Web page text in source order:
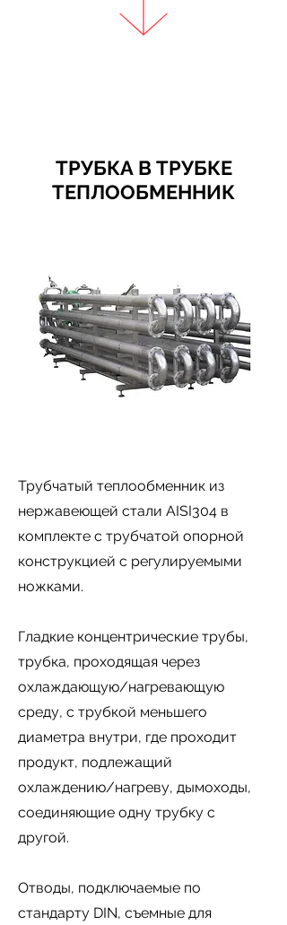
ТРУБКА В ТРУБКЕ
ТЕПЛООБМЕННИК
Трубчатый теплообменник из
нержавеющей стали AISI304 в
комплекте с трубчатой опорной
конструкцией с регулируемыми
ножками.
Гладкие концентрические трубы,
трубка, проходящая через
охлаждающую/нагревающую
среду, с трубкой меньшего
диаметра внутри, где проходит
продукт, подлежащий
охлаждению/нагреву, дымоходы,
соединяющие одну трубку с
другой.
Отводы, подключаемые по
стандарту DIN, съемные для